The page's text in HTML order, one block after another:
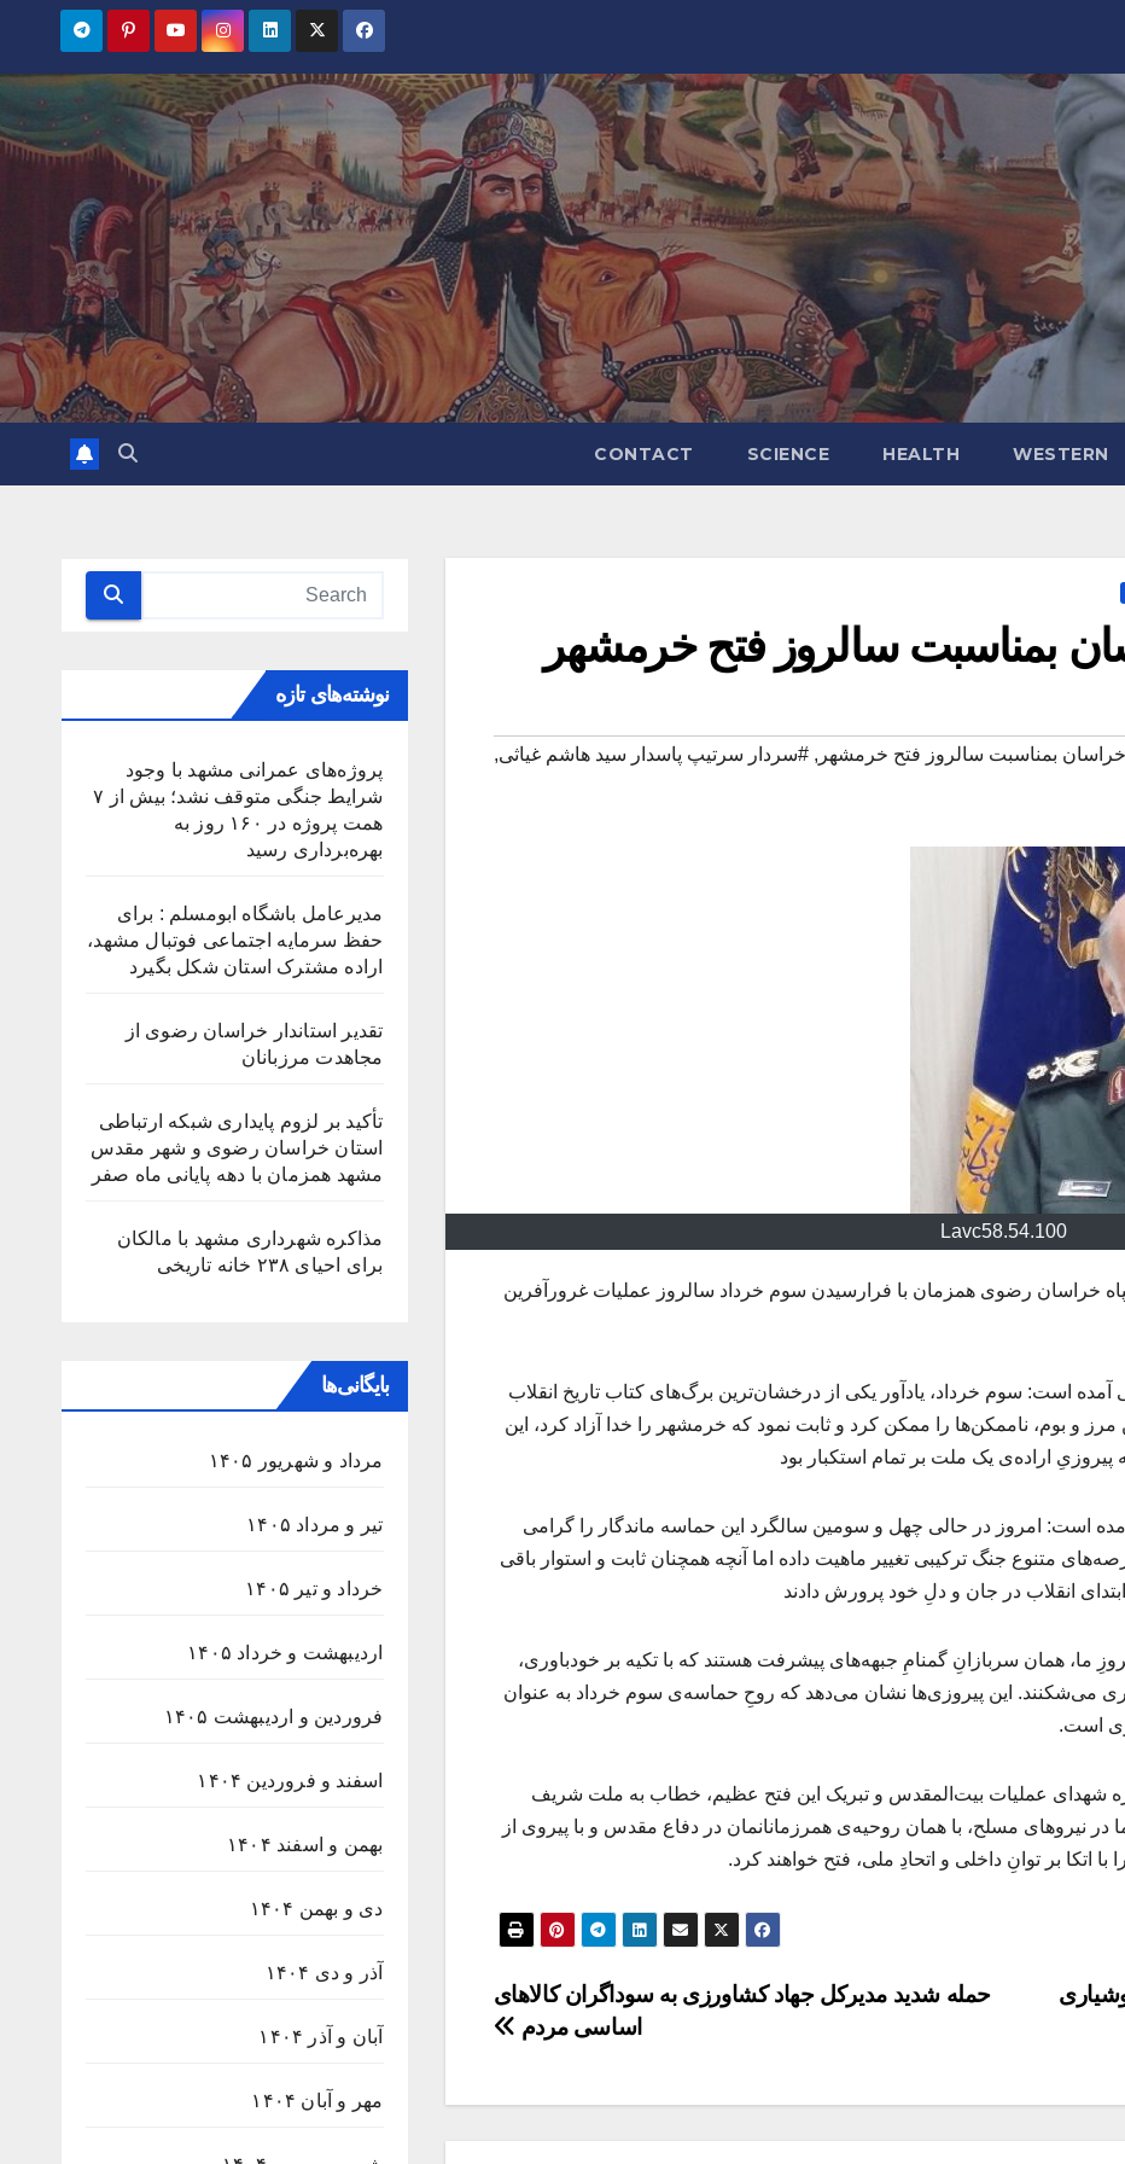
WESTERN
HEALTH
SCIENCE
CONTACT
بمناسبت سالروز فتح خرمشهر
خراسان بمناسبت سالروز فتح خرمشهر , #سردار سرتیپ پاسدار سید هاشم غیاثی,
Lavc58.54.100
خراسان رضوی همزمان با فرارسیدن سوم خرداد سالروز عملیات غرورآفرین
آمده است: سوم خرداد، یادآور یکی از درخشان‌ترین برگ‌های کتاب تاریخ انقلاب
و بوم، ناممکن‌ها را ممکن کرد و ثابت نمود که خرمشهر را خدا آزاد کرد، این
اراده‌ی یک ملت بر تمام استکبار بود
آمده است: امروز در حالی چهل و سومین سالگرد این حماسه ماندگار را گرامی
متنوع جنگ ترکیبی تغییر ماهیت داده اما آنچه همچنان ثابت و استوار باقی
انقلاب در جان و دلِ خود پرورش دادند
ما، همان سربازانِ گمنامِ جبهه‌های پیشرفت هستند که با تکیه بر خودباوری،
می‌شکنند. این پیروزی‌ها نشان می‌دهد که روحِ حماسه‌ی سوم خرداد به عنوان
است.
شهدای عملیات بیت‌المقدس و تبریک این فتح عظیم، خطاب به ملت شریف
نیروهای مسلح، با همان روحیه‌ی همرزمانانمان در دفاع مقدس و با پیروی از
بر توانِ داخلی و اتحادِ ملی، فتح خواهند کرد.
حمله شدید مدیرکل جهاد کشاورزی به سوداگران کالاهای
اساسی مردم
هوشیاری
نوشته‌های تازه
پروژه‌های عمرانی مشهد با وجود
شرایط جنگی متوقف نشد؛ بیش از ۷
همت پروژه در ۱۶۰ روز به
بهره‌برداری رسید
مدیرعامل باشگاه ابومسلم : برای
حفظ سرمایه اجتماعی فوتبال مشهد،
اراده مشترک استان شکل بگیرد
تقدیر استاندار خراسان رضوی از
مجاهدت مرزبانان
تأکید بر لزوم پایداری شبکه ارتباطی
استان خراسان رضوی و شهر مقدس
مشهد همزمان با دهه پایانی ماه صفر
مذاکره شهرداری مشهد با مالکان
برای احیای ۲۳۸ خانه تاریخی
بایگانی‌ها
مرداد و شهریور ۱۴۰۵
تیر و مرداد ۱۴۰۵
خرداد و تیر ۱۴۰۵
اردیبهشت و خرداد ۱۴۰۵
فروردین و اردیبهشت ۱۴۰۵
اسفند و فروردین ۱۴۰۴
بهمن و اسفند ۱۴۰۴
دی و بهمن ۱۴۰۴
آذر و دی ۱۴۰۴
آبان و آذر ۱۴۰۴
مهر و آبان ۱۴۰۴